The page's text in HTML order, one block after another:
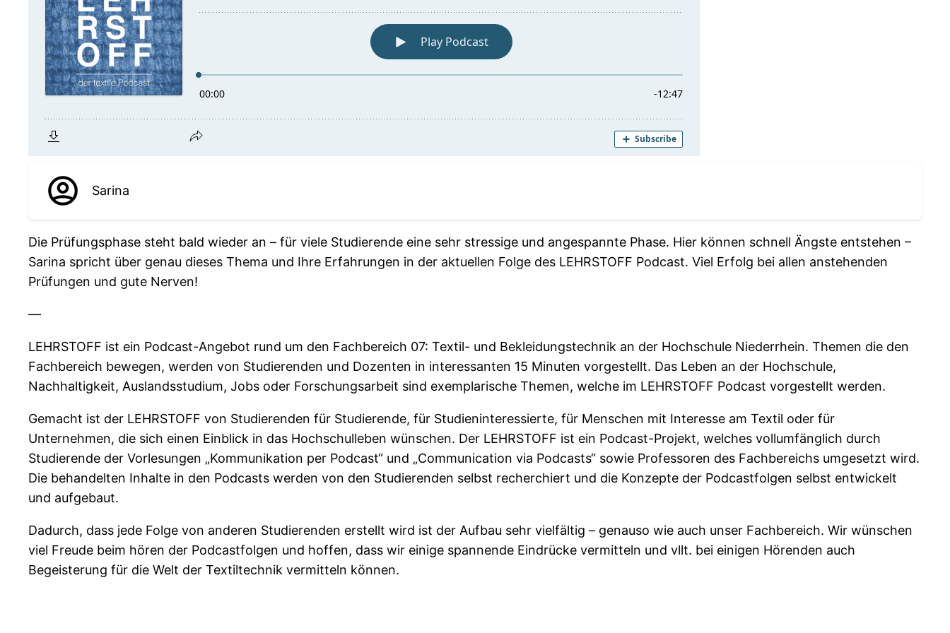
Sarina
Die Prüfungsphase steht bald wieder an – für viele Studierende eine sehr stressige und angespannte Phase. Hier können schnell Ängste entstehen –
Sarina spricht über genau dieses Thema und Ihre Erfahrungen in der aktuellen Folge des LEHRSTOFF Podcast. Viel Erfolg bei allen anstehenden
Prüfungen und gute Nerven!
—
LEHRSTOFF ist ein Podcast-Angebot rund um den Fachbereich 07: Textil- und Bekleidungstechnik an der Hochschule Niederrhein. Themen die den
Fachbereich bewegen, werden von Studierenden und Dozenten in interessanten 15 Minuten vorgestellt. Das Leben an der Hochschule,
Nachhaltigkeit, Auslandsstudium, Jobs oder Forschungsarbeit sind exemplarische Themen, welche im LEHRSTOFF Podcast vorgestellt werden.
Gemacht ist der LEHRSTOFF von Studierenden für Studierende, für Studieninteressierte, für Menschen mit Interesse am Textil oder für
Unternehmen, die sich einen Einblick in das Hochschulleben wünschen. Der LEHRSTOFF ist ein Podcast-Projekt, welches vollumfänglich durch
Studierende der Vorlesungen „Kommunikation per Podcast“ und „Communication via Podcasts“ sowie Professoren des Fachbereichs umgesetzt wird.
Die behandelten Inhalte in den Podcasts werden von den Studierenden selbst recherchiert und die Konzepte der Podcastfolgen selbst entwickelt
und aufgebaut.
Dadurch, dass jede Folge von anderen Studierenden erstellt wird ist der Aufbau sehr vielfältig – genauso wie auch unser Fachbereich. Wir wünschen
viel Freude beim hören der Podcastfolgen und hoffen, dass wir einige spannende Eindrücke vermitteln und vllt. bei einigen Hörenden auch
Begeisterung für die Welt der Textiltechnik vermitteln können.